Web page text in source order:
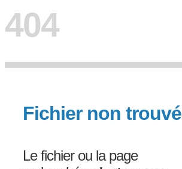
404
Fichier non trouvé
Le fichier ou la page